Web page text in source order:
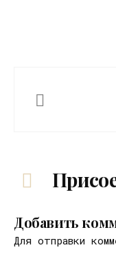
Добавить
Для отправки